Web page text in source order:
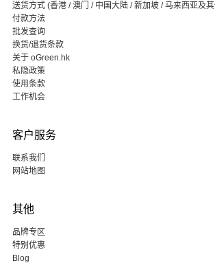
送货方式 (香港 / 澳门 / 中国大陆 / 新加坡 / 马来西亚及
付款方法
批发查询
换货/退货条款
关于 oGreen.hk
私隐政策
使用条款
工作机会
客户服务
联系我们
网站地图
其他
品牌专区
特别优惠
Blog